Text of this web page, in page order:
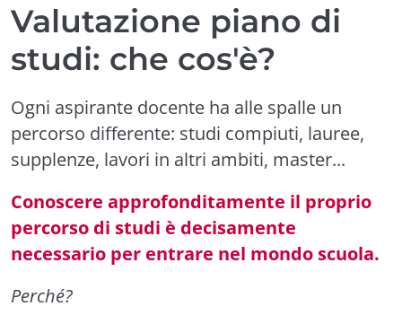
Valutazione piano di
studi: che cos'è?
Ogni aspirante docente ha alle spalle un
percorso differente: studi compiuti, lauree,
supplenze, lavori in altri ambiti, master...
Conoscere approfonditamente il proprio
percorso di studi è decisamente
necessario per entrare nel mondo scuola.
Perché?